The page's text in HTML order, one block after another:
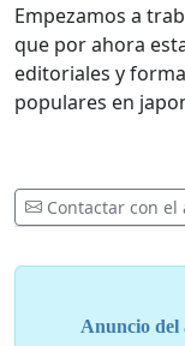
Empezamos a
que por ahora
editoriales y
populares en
Contactar con el
Anuncio del